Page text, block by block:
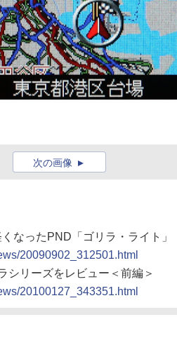
次の画像
なったPND「ゴリラ・ライト」
20090902_312501.html
シリーズをレビュー＜前編＞
20100127_343351.html